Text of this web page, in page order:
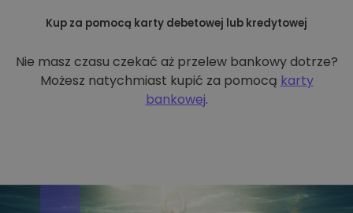
Kup za pomocą karty debetowej lub kredytowej
Nie masz czasu czekać aż przelew bankowy dotrze?
Możesz natychmiast kupić za pomocą karty
bankowej.